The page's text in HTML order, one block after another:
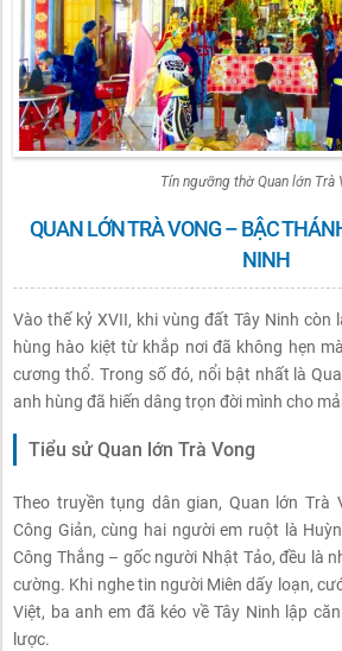
Tín ngưỡng thờ Quan lớn Trà
QUAN LỚN TRÀ VONG – BẬC
NINH
Vào thế kỷ XVII, khi vùng đất Tây Ninh còn
hùng hào kiệt từ khắp nơi đã không hẹn
cương thổ. Trong số đó, nổi bật nhất là
anh hùng đã hiến dâng trọn đời mình cho
Tiểu sử Quan lớn Trà Vong
Theo truyền tụng dân gian, Quan lớn Trà
Công Giản, cùng hai người em ruột là
Công Thắng – gốc người Nhật Tảo, đều là
cường. Khi nghe tin người Miên dấy loạn,
Việt, ba anh em đã kéo về Tây Ninh lập
lược.